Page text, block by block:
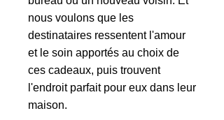
nous voulons que les
destinataires ressentent l'amour
et le soin apportés au choix de
ces cadeaux, puis trouvent
l'endroit parfait pour eux dans leur
maison.